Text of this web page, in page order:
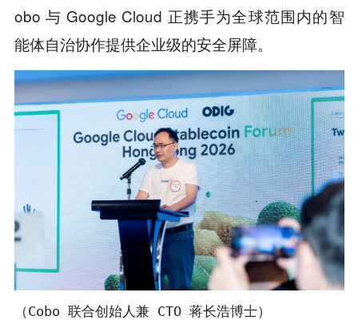
obo 与 Google Cloud 正携手为全球范围内的智
能体自治协作提供企业级的安全屏障。
（Cobo 联合创始人兼 CTO 蒋长浩博士）